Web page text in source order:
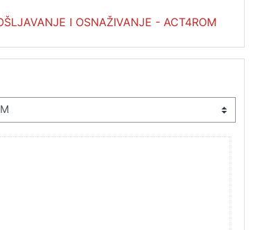
I OSNAŽIVANJE - ACT4ROM